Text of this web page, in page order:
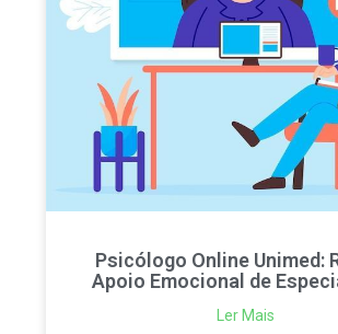
Psicólogo Online Unimed:
Apoio Emocional de
Ler Mais